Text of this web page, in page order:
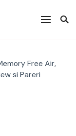
Free Air,
si Pareri